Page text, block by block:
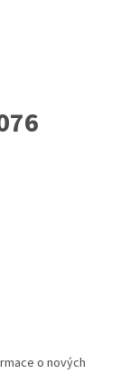
o nových